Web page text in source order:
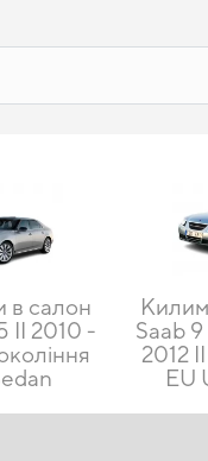
в салон
II 2010 -
Saab
2012
EU